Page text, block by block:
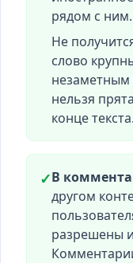
рядом с ним.
Не
слово
нельзя
конце текста.
✓В
другом
разрешены